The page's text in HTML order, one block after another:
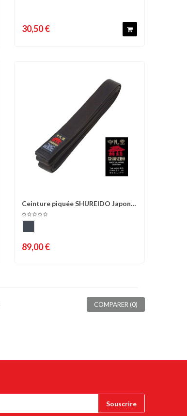
30,50 €
Comparer Liste d'envies
Ceinture piquée SHUREIDO Japon,
coton - NOIR
89,00 €
COMPARER (0)